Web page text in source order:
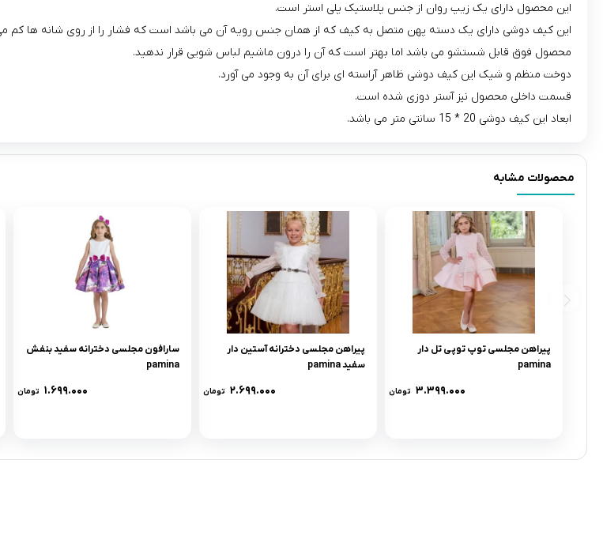
این محصول دارای یک زیپ روان از جنس پلاستیک پلی استر است.
این کیف دوشی دارای یک دسته پهن متصل به کیف که از همان جنس رویه آن می باشد است که فشار را از روی شانه ها کم
محصول فوق قابل شستشو می باشد اما بهتر است که آن را درون ماشیم لباس شویی قرار ندهید.
دوخت منظم و شیک این کیف دوشی ظاهر آراسته ای برای آن به وجود می آورد.
قسمت داخلی محصول نیز آستر دوزی شده است.
ابعاد این کیف دوشی 20 * 15 سانتی متر می باشد.
محصولات مشابه
پیراهن مجلسی توپ توپی تل دار
pamina
۳.۳۹۹.۰۰۰ تومان
پیراهن مجلسی دخترانه آستین دار
سفید pamina
۲.۶۹۹.۰۰۰ تومان
سارافون مجلسی دخترانه سفید بنفش
pamina
۱.۶۹۹.۰۰۰ تومان